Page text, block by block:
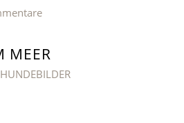
MEER
HUNDEBILDER